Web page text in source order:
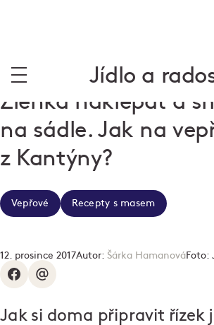
Jídlo a
Zlehka naklepat a
na sádle. Jak na
z Kantýny?
Vepřové Recepty s masem
12. prosince 2017Autor: Šárka HamanováFoto:
Jak si doma připravit řízek